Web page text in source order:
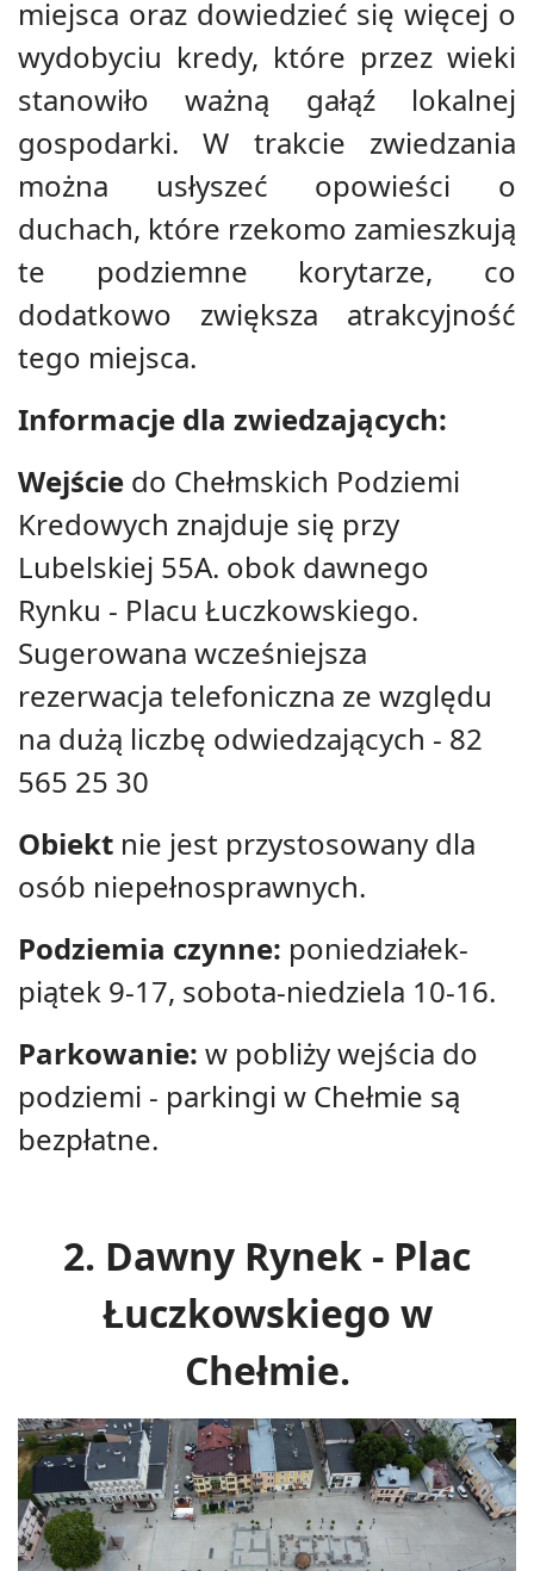
miejsca oraz dowiedzieć się więcej o
wydobyciu kredy, które przez wieki
stanowiło ważną gałąź lokalnej
gospodarki. W trakcie zwiedzania
można usłyszeć opowieści o
duchach, które rzekomo zamieszkują
te podziemne korytarze, co
dodatkowo zwiększa atrakcyjność
tego miejsca.
Informacje dla zwiedzających:
Wejście do Chełmskich Podziemi
Kredowych znajduje się przy
Lubelskiej 55A. obok dawnego
Rynku - Placu Łuczkowskiego.
Sugerowana wcześniejsza
rezerwacja telefoniczna ze względu
na dużą liczbę odwiedzających - 82
565 25 30
Obiekt nie jest przystosowany dla
osób niepełnosprawnych.
Podziemia czynne: poniedziałek-
piątek 9-17, sobota-niedziela 10-16.
Parkowanie: w pobliży wejścia do
podziemi - parkingi w Chełmie są
bezpłatne.
2. Dawny Rynek - Plac
Łuczkowskiego w
Chełmie.